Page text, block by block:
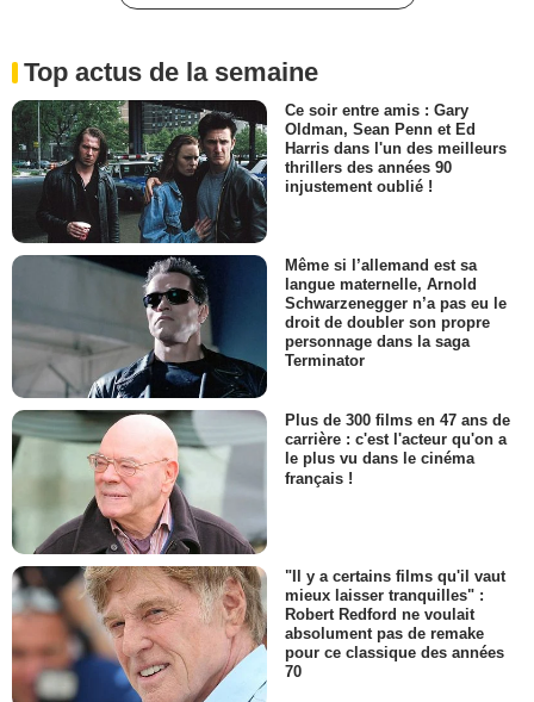
Top actus de la semaine
Ce soir entre amis : Gary
Oldman, Sean Penn et Ed
Harris dans l'un des meilleurs
thrillers des années 90
injustement oublié !
Même si l’allemand est sa
langue maternelle, Arnold
Schwarzenegger n’a pas eu le
droit de doubler son propre
personnage dans la saga
Terminator
Plus de 300 films en 47 ans de
carrière : c'est l'acteur qu'on a
le plus vu dans le cinéma
français !
"Il y a certains films qu'il vaut
mieux laisser tranquilles" :
Robert Redford ne voulait
absolument pas de remake
pour ce classique des années
70